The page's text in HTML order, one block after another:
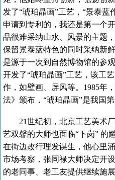
发了“琥珀晶画”工艺，“景泰
申请到专利的，我还是第一个
品很难采纳山水、风景的主题
保留景泰蓝特色的同时采纳新
是源于一次到自然博物馆的参
开发了“琥珀晶画”工艺，该工
作，如壁画、屏风等。1985年
法》颁布，“琥珀晶画”是我国
21世纪初，北京工艺美术厂
艺双馨的大师也面临“下岗” 的
在街边改行理发谋生，他心里
市场考察，张同禄大师决定开
的老同事、老工友提供继续施